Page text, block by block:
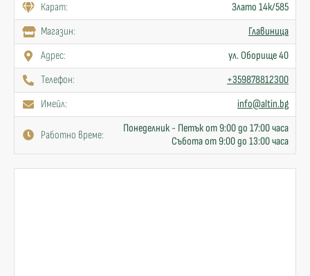
Карат:
Злато 14к/585
Mагазин:
Главиница
Адрес:
ул. Оборище 40
Телефон:
+359878812300
Имейл:
info@altin.bg
Работно време:
Понеделник - Петък от 9:00 до 17:00 часа
Събота от 9:00 до 13:00 часа